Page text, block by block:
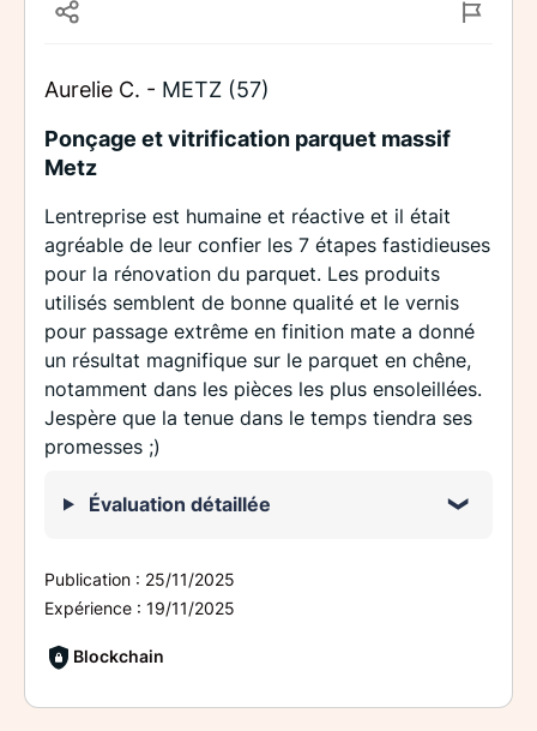
Aurelie C. - METZ (57)
Ponçage et vitrification parquet massif
Metz
Lentreprise est humaine et réactive et il était
agréable de leur confier les 7 étapes fastidieuses
pour la rénovation du parquet. Les produits
utilisés semblent de bonne qualité et le vernis
pour passage extrême en finition mate a donné
un résultat magnifique sur le parquet en chêne,
notamment dans les pièces les plus ensoleillées.
Jespère que la tenue dans le temps tiendra ses
promesses ;)
Évaluation détaillée
Publication : 25/11/2025
Expérience : 19/11/2025
Blockchain